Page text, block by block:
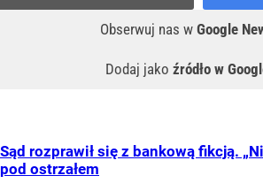
Obserwuj nas w Google
Dodaj jako źródło w
Sąd rozprawił się z bankową fikcją.
pod ostrzałem